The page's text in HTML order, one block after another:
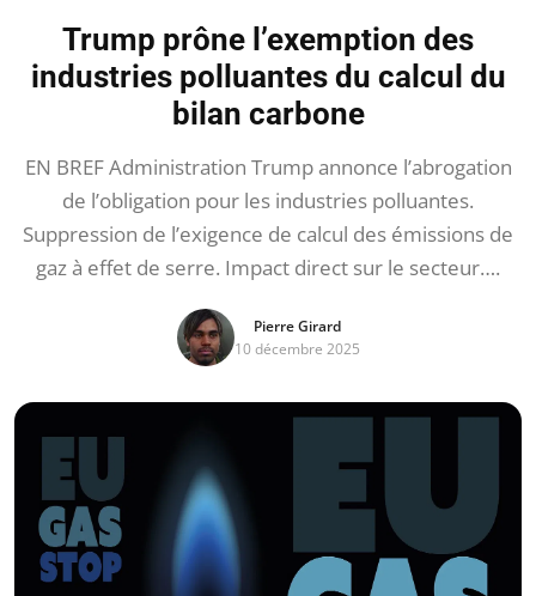
Trump prône l’exemption des
industries polluantes du calcul du
bilan carbone
EN BREF Administration Trump annonce l’abrogation
de l’obligation pour les industries polluantes.
Suppression de l’exigence de calcul des émissions de
gaz à effet de serre. Impact direct sur le secteur….
Pierre Girard
10 décembre 2025